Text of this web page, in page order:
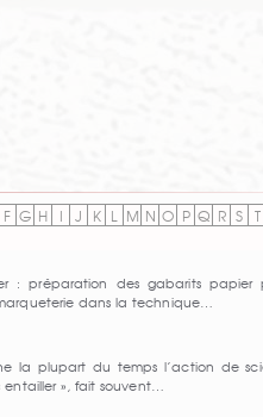
F G H I J K L M N O P Q R S T
: préparation des gabarits papier
dans la technique…
la plupart du temps l’action de
entailler », fait souvent…